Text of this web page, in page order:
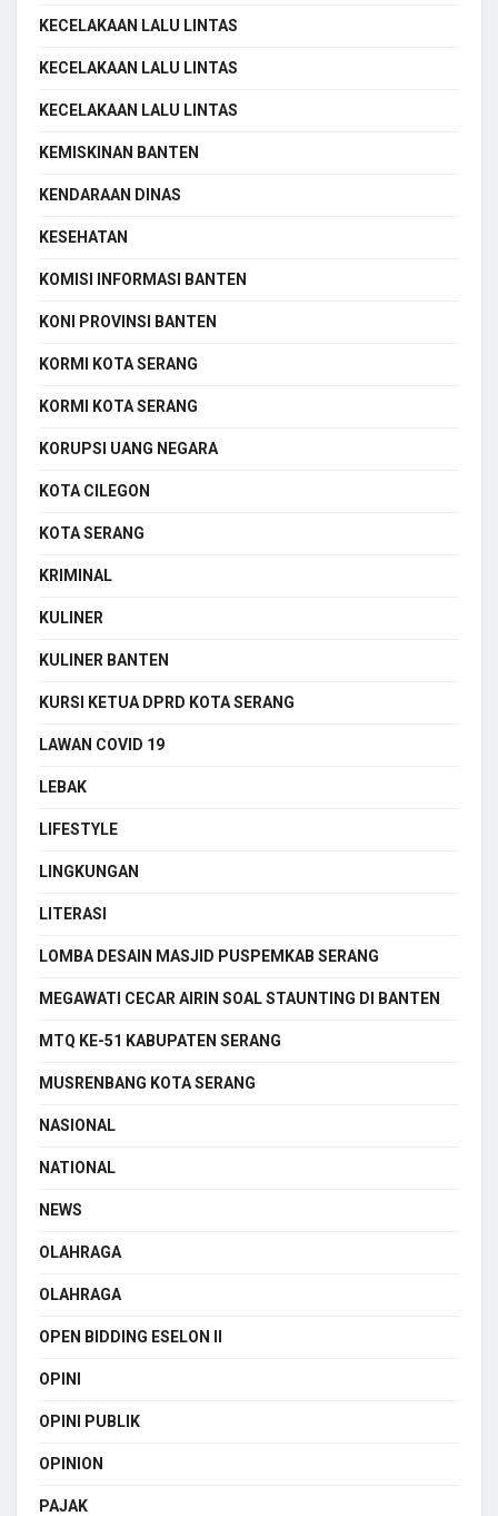
KECELAKAAN LALU LINTAS
KECELAKAAN LALU LINTAS
KECELAKAAN LALU LINTAS
KEMISKINAN BANTEN
KENDARAAN DINAS
KESEHATAN
KOMISI INFORMASI BANTEN
KONI PROVINSI BANTEN
KORMI KOTA SERANG
KORMI KOTA SERANG
KORUPSI UANG NEGARA
KOTA CILEGON
KOTA SERANG
KRIMINAL
KULINER
KULINER BANTEN
KURSI KETUA DPRD KOTA SERANG
LAWAN COVID 19
LEBAK
LIFESTYLE
LINGKUNGAN
LITERASI
LOMBA DESAIN MASJID PUSPEMKAB SERANG
MEGAWATI CECAR AIRIN SOAL STAUNTING DI BANTEN
MTQ KE-51 KABUPATEN SERANG
MUSRENBANG KOTA SERANG
NASIONAL
NATIONAL
NEWS
OLAHRAGA
OLAHRAGA
OPEN BIDDING ESELON II
OPINI
OPINI PUBLIK
OPINION
PAJAK